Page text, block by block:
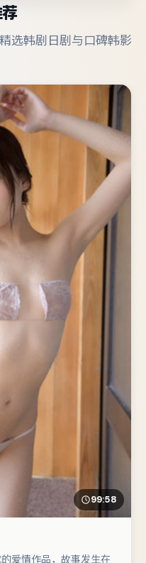
选韩剧日剧与口碑韩影
99:58
爱情作品，故事发生在